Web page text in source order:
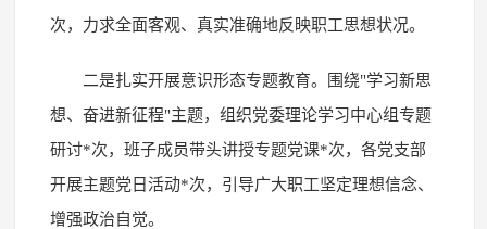
次，力求全面客观、真实准确地反映职工思想状况。
二是扎实开展意识形态专题教育。围绕"学习新思
想、奋进新征程"主题，组织党委理论学习中心组专题
研讨*次，班子成员带头讲授专题党课*次，各党支部
开展主题党日活动*次，引导广大职工坚定理想信念、
增强政治自觉。